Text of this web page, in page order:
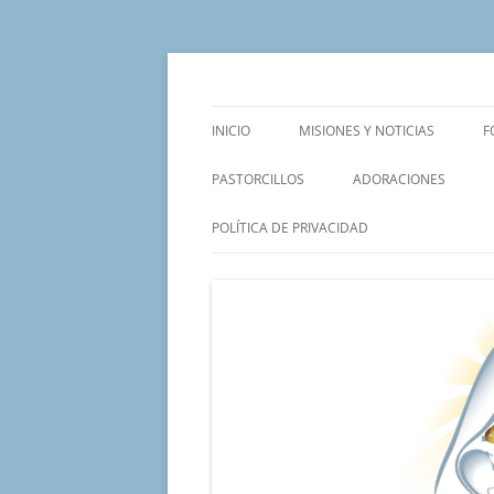
Saltar
INICIO MISIONES Y NOTICIAS
PASTORCILLOS ADORACIONES
POLÍTICA DE PRIVACIDAD